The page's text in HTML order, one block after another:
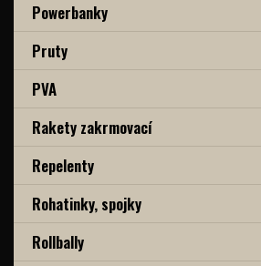
Powerbanky
Pruty
PVA
Rakety zakrmovací
Repelenty
Rohatinky, spojky
Rollbally